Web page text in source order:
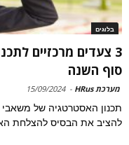
בלוגים
3 צעדים מרכזיים
סוף השנה
מערכת HRus -
15/09/2024
תכנון האסטרטגיה של
להציב את הבסיס להצלחת